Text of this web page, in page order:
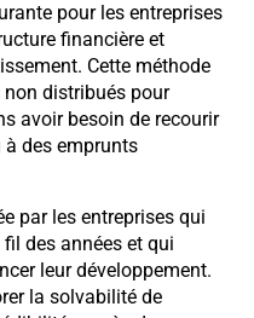
pour les entreprises
financière et
Cette méthode
distribués pour
avoir besoin de recourir
à des emprunts
par les entreprises qui
des années et qui
leur développement.
la solvabilité de